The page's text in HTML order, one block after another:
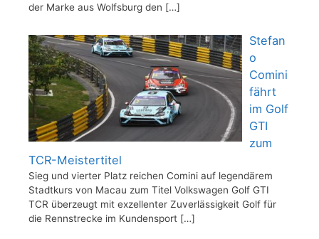
der Marke aus Wolfsburg den […]
Stefan
o
Comini
fährt
im Golf
GTI
zum
TCR-Meistertitel
Sieg und vierter Platz reichen Comini auf legendärem
Stadtkurs von Macau zum Titel Volkswagen Golf GTI
TCR überzeugt mit exzellenter Zuverlässigkeit Golf für
die Rennstrecke im Kundensport […]